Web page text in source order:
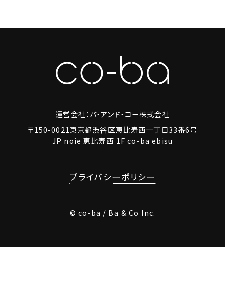
運営会社：バ・アンド・コー株式会社
〒150-0021東京都渋谷区恵比寿西一丁目33番6号
JP noie 恵比寿西 1F co-ba ebisu
プライバシーポリシー
© co-ba / Ba & Co Inc.